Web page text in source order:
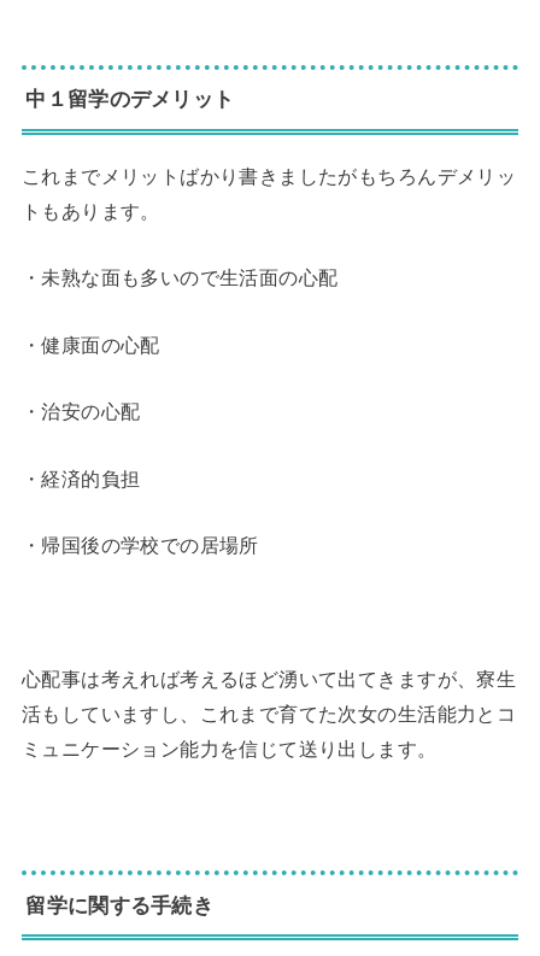
中１留学のデメリット
これまでメリットばかり書きましたがもちろんデメリッ
トもあります。
・未熟な面も多いので生活面の心配
・健康面の心配
・治安の心配
・経済的負担
・帰国後の学校での居場所
心配事は考えれば考えるほど湧いて出てきますが、寮生
活もしていますし、これまで育てた次女の生活能力とコ
ミュニケーション能力を信じて送り出します。
留学に関する手続き